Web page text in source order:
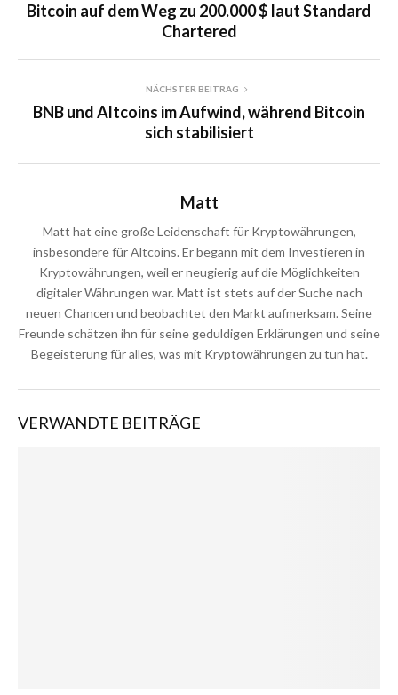
Bitcoin auf dem Weg zu 200.000 $ laut Standard
Chartered
NÄCHSTER BEITRAG
BNB und Altcoins im Aufwind, während Bitcoin
sich stabilisiert
Matt
Matt hat eine große Leidenschaft für Kryptowährungen,
insbesondere für Altcoins. Er begann mit dem Investieren in
Kryptowährungen, weil er neugierig auf die Möglichkeiten
digitaler Währungen war. Matt ist stets auf der Suche nach
neuen Chancen und beobachtet den Markt aufmerksam. Seine
Freunde schätzen ihn für seine geduldigen Erklärungen und seine
Begeisterung für alles, was mit Kryptowährungen zu tun hat.
VERWANDTE BEITRÄGE